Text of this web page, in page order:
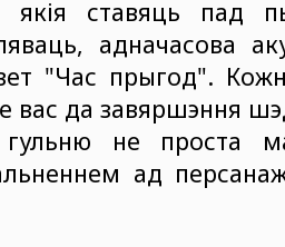
якія ставяць пад
адначасова
"Час прыгод".
вас да завяршэння
не проста
ад